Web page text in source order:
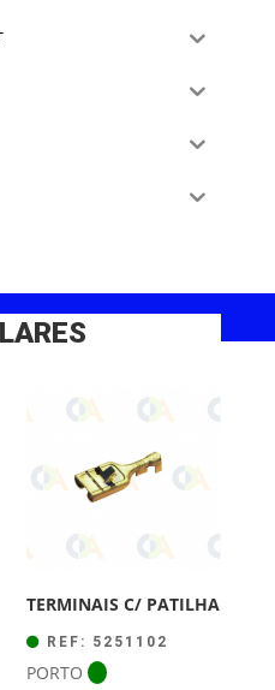
TERMINAIS C/ PATILHA
REF: 5251102
PORTO